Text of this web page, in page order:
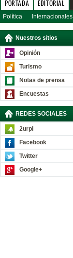
PORTADA EDITORIAL
Política Internacionales
Nuestros sitios
Opinión
Turismo
Notas de prensa
Encuestas
REDES SOCIALES
2urpi
Facebook
Twitter
Google+